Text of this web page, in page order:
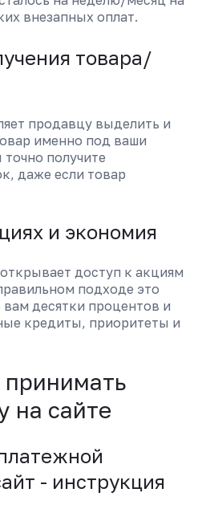
внезапных оплат.
товара/
продавцу выделить и
именно под ваши
получите
даже если товар
и экономия
доступ к акциям
подходе это
десятки процентов и
кредиты, приоритеты и
принимать
на сайте
- инструкция